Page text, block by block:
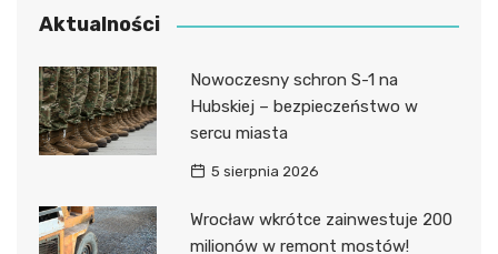
Aktualności
Nowoczesny schron S-1 na
Hubskiej – bezpieczeństwo w
sercu miasta
5 sierpnia 2026
Wrocław wkrótce zainwestuje 200
milionów w remont mostów!